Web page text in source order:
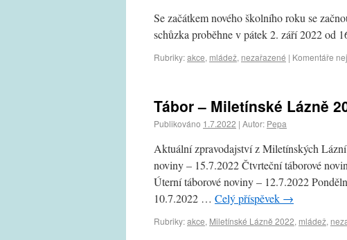
Se začátkem nového školního roku se
schůzka proběhne v pátek 2. září 2022 od
Rubriky:akce, mládež, nezařazené | Komentáře
Tábor – Miletínské Lázně
Publikováno 1.7.2022 | Autor: Pepa
Aktuální zpravodajství z Miletínských
noviny – 15.7.2022 Čtvrteční táborové
Úterní táborové noviny – 12.7.2022
10.7.2022 … Celý příspěvek →
Rubriky:akce, Miletínské Lázně 2022, mládež,